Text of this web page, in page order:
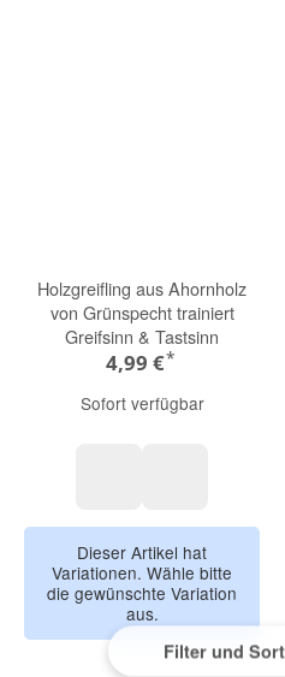
Filter und
Holzgreifling aus Ahornholz
von Grünspecht trainiert
Greifsinn & Tastsinn
4,99 €*
Sofort verfügbar
Dieser Artikel hat
Variationen. Wähle bitte
die gewünschte Variation
aus.